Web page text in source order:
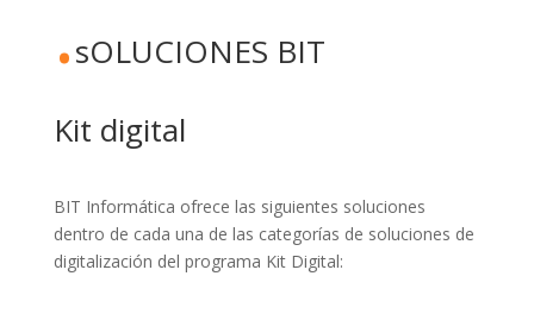
.sOLUCIONES BIT
Kit digital
BIT Informática ofrece las siguientes soluciones
dentro de cada una de las categorías de soluciones de
digitalización del programa Kit Digital: